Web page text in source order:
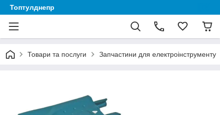
Топтулднепр
Товари та послуги Запчастини для електроінструменту